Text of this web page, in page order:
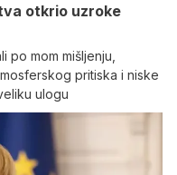
otkrio uzroke
mom mišljenju,
pritiska i niske
ulogu